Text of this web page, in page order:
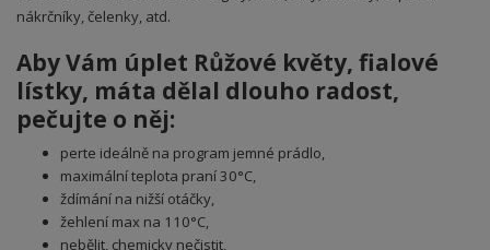
nákrčníky, čelenky, atd.
Aby Vám úplet Růžové květy, fialové
lístky, máta dělal dlouho radost,
pečujte o něj:
perte ideálně na program jemné prádlo,
maximální teplota praní 30°C,
ždímání na nižší otáčky,
žehlení max na 110°C,
nebělit, chemicky nečistit,